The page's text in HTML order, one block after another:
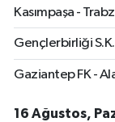
Kasımpaşa -
Gençlerbirliği
Gaziantep FK -
16 Ağustos,